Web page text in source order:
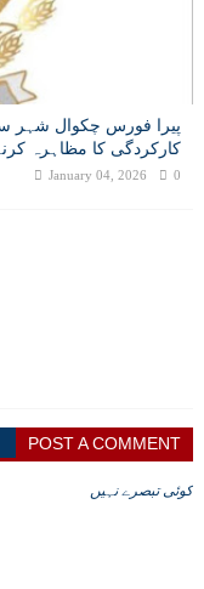
پیرا فورس چکوال شہر
کارکردگی کا مظاہرہ
January 04, 2026 0
POST A COMMENT
کوئی تبصرے نہیں